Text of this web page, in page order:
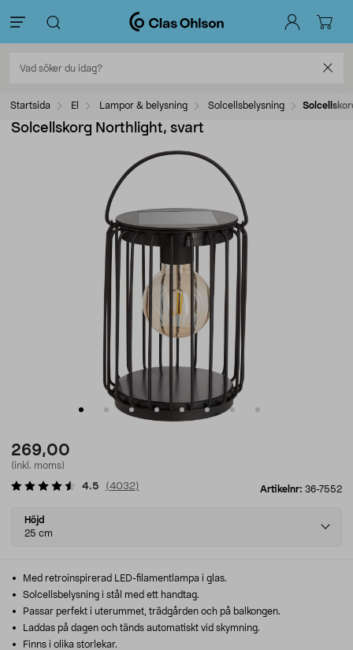
Startsida El Lampor & belysning Solcellsbelysning
Solcellskorg Northlight, svart
269,00
(inkl. moms)
Artikelnr: 36-7552
4.5 (4032)
Select
variant
Höjd
25 cm
Med retroinspirerad LED-filamentlampa i glas.
Solcellsbelysning i stål med ett handtag.
Passar perfekt i uterummet, trädgården och på balkongen.
Laddas på dagen och tänds automatiskt vid skymning.
Finns i olika storlekar.